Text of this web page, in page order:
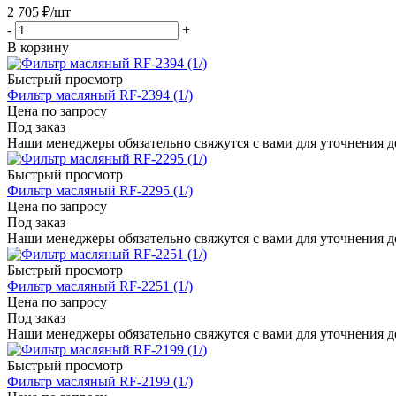
2 705 ₽/шт
-
+
В корзину
Быстрый просмотр
Фильтр масляный RF-2394 (1/)
Цена по запросу
Под заказ
Наши менеджеры обязательно свяжутся с вами для уточнения
Быстрый просмотр
Фильтр масляный RF-2295 (1/)
Цена по запросу
Под заказ
Наши менеджеры обязательно свяжутся с вами для уточнения
Быстрый просмотр
Фильтр масляный RF-2251 (1/)
Цена по запросу
Под заказ
Наши менеджеры обязательно свяжутся с вами для уточнения
Быстрый просмотр
Фильтр масляный RF-2199 (1/)